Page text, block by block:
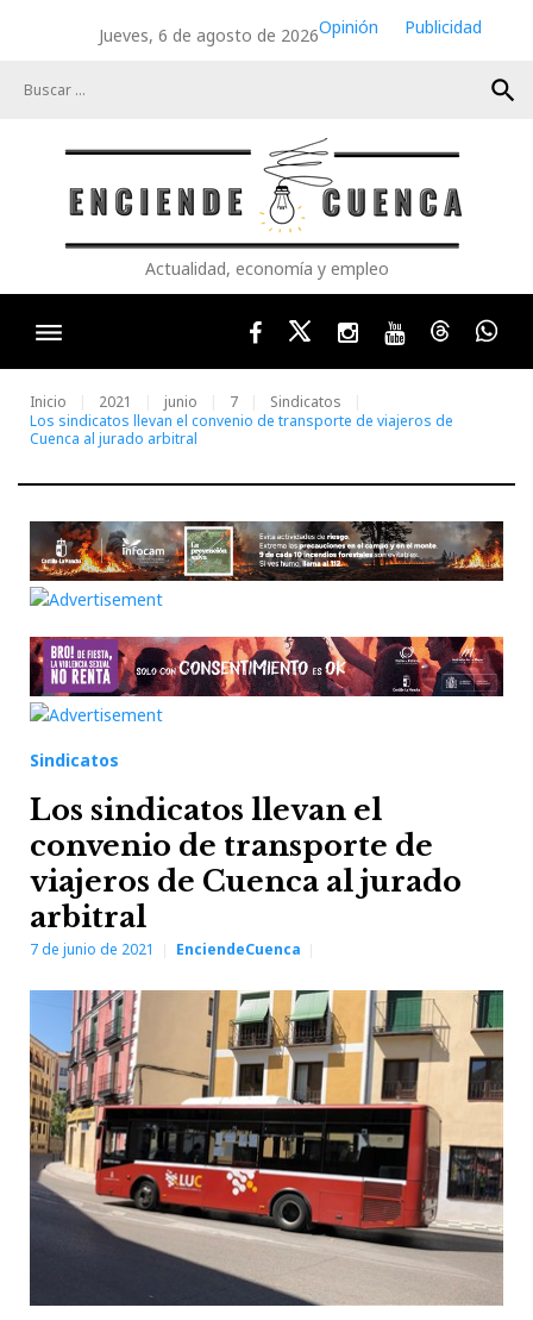
Jueves, 6 de agosto de 2026Opinión
Publicidad
search
Actualidad, economía y empleo
FacebookTwitterInstagram
YoutubeThreads
Inicio 2021 junio 7
Sindicatos
Los sindicatos llevan el convenio de transporte de viajeros de
Cuenca al jurado arbitral
Sindicatos
Los sindicatos llevan el
convenio de transporte de
viajeros de Cuenca al jurado
arbitral
7 de junio de 2021 EnciendeCuenca